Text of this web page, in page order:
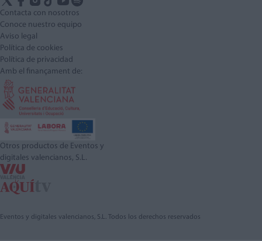
Contacta con nosotros
Conoce nuestro equipo
Aviso legal
Política de cookies
Política de privacidad
Amb el finançament de:
Otros productos de Eventos y
digitales valencianos, S.L.
Eventos y digitales valencianos, S.L. Todos los derechos reservados